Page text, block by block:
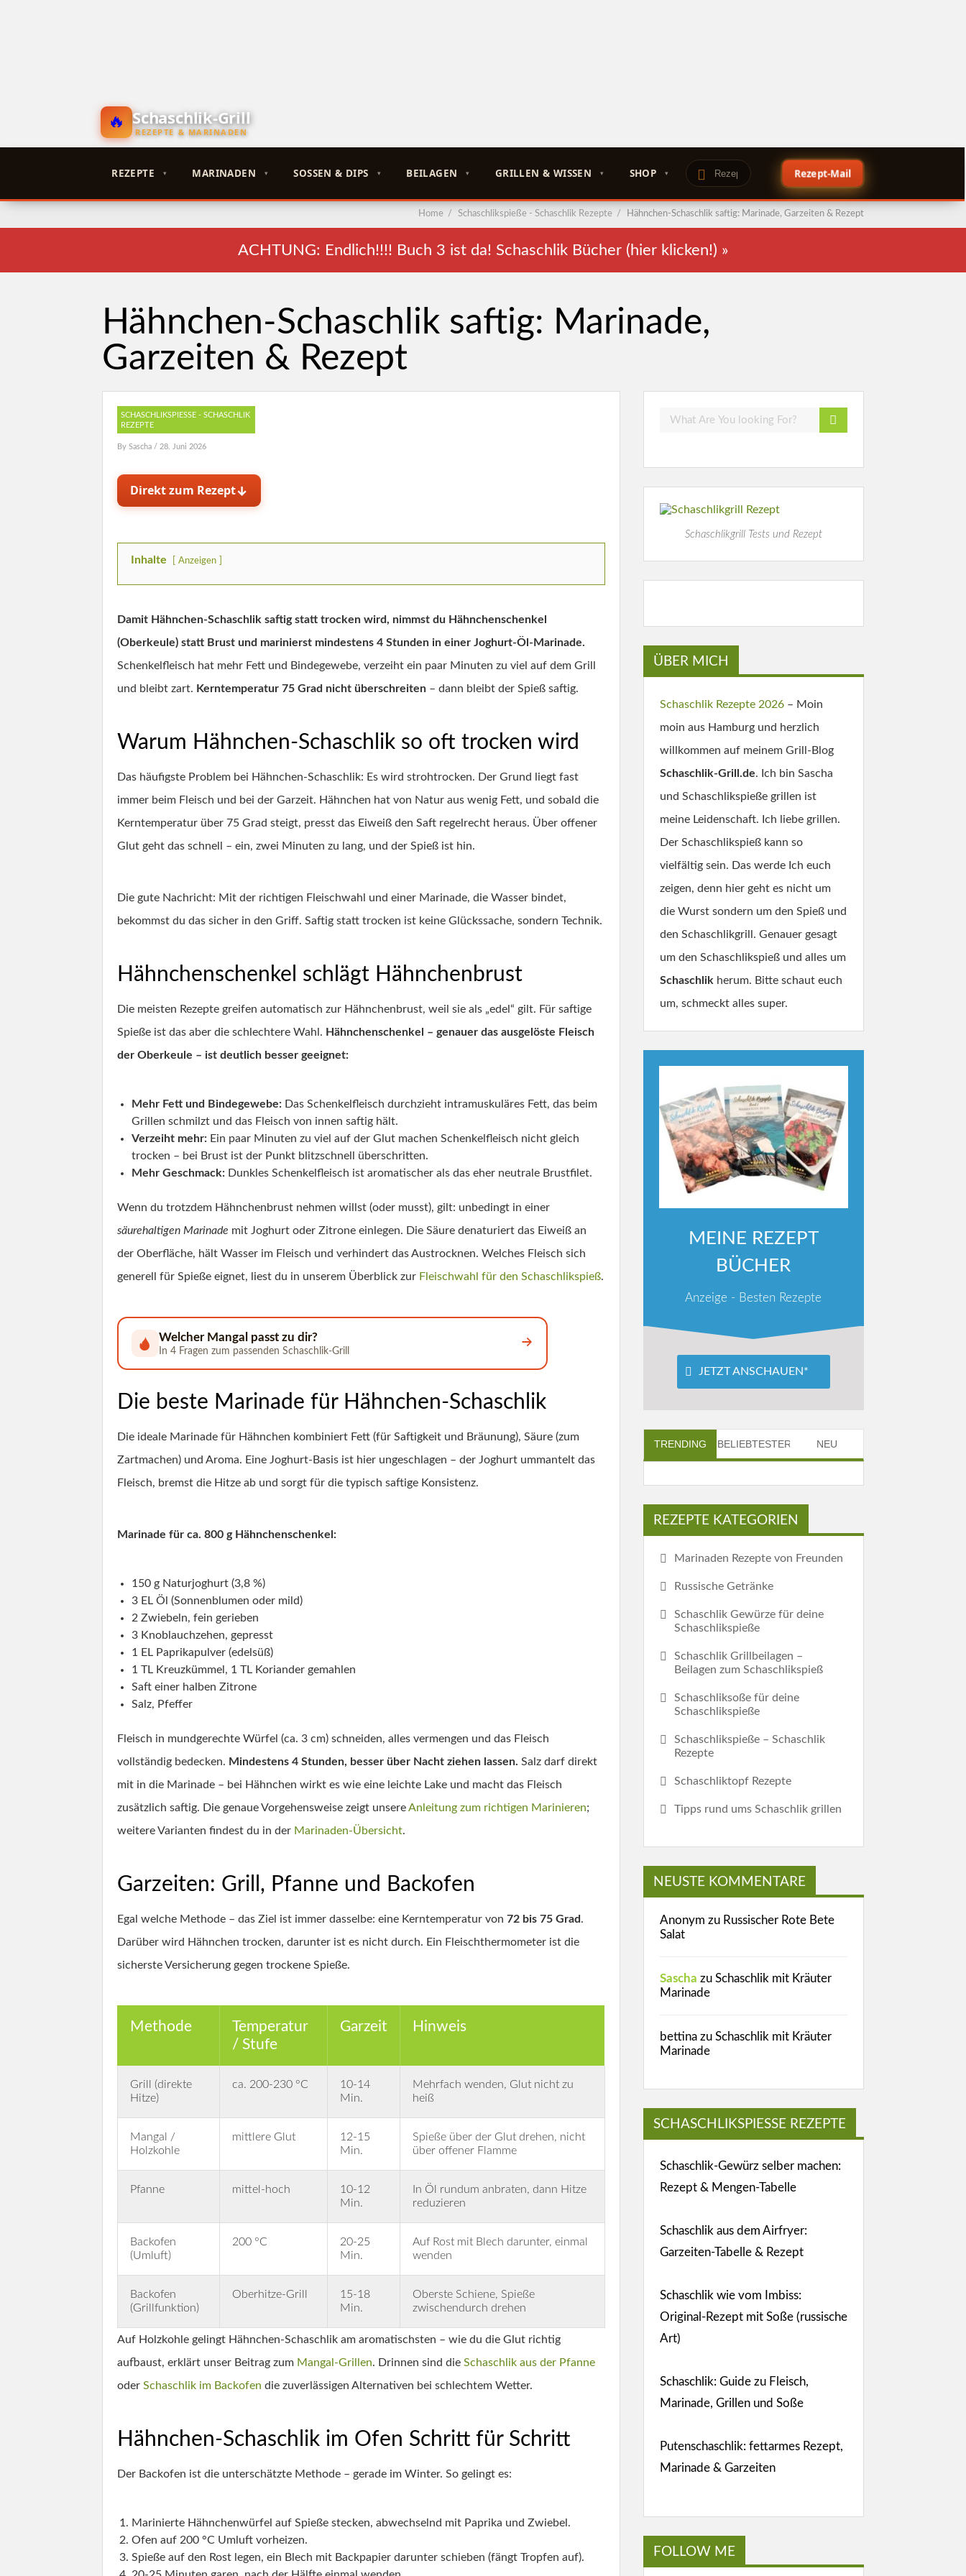
Schaschlik-Grill
REZEPTE & MARINADEN
REZEPTE MARINADEN SOSSEN & DIPS BEILAGEN GRILLEN & WISSEN SHOP Rezept-Mail
Home / Schaschlikspieße - Schaschlik Rezepte / Hähnchen-Schaschlik saftig: Marinade, Garzeiten & Rezept
ACHTUNG: Endlich!!!! Buch 3 ist da! Schaschlik Bücher (hier klicken!) »
Hähnchen-Schaschlik saftig: Marinade,
Garzeiten & Rezept
SCHASCHLIKSPIESSE - SCHASCHLIK R
EZEPTE
By Sascha / 28. Juni 2026
Direkt zum Rezept↓
Inhalte Anzeigen
Damit Hähnchen-Schaschlik saftig statt trocken wird, nimmst du Hähnchenschenkel
(Oberkeule) statt Brust und marinierst mindestens 4 Stunden in einer Joghurt-Öl-Marinade.
Schenkelfleisch hat mehr Fett und Bindegewebe, verzeiht ein paar Minuten zu viel auf dem Grill
und bleibt zart. Kerntemperatur 75 Grad nicht überschreiten – dann bleibt der Spieß saftig.
Warum Hähnchen-Schaschlik so oft trocken wird
Das häufigste Problem bei Hähnchen-Schaschlik: Es wird strohtrocken. Der Grund liegt fast
immer beim Fleisch und bei der Garzeit. Hähnchen hat von Natur aus wenig Fett, und sobald die
Kerntemperatur über 75 Grad steigt, presst das Eiweiß den Saft regelrecht heraus. Über offener
Glut geht das schnell – ein, zwei Minuten zu lang, und der Spieß ist hin.
Die gute Nachricht: Mit der richtigen Fleischwahl und einer Marinade, die Wasser bindet,
bekommst du das sicher in den Griff. Saftig statt trocken ist keine Glückssache, sondern Technik.
Hähnchenschenkel schlägt Hähnchenbrust
Die meisten Rezepte greifen automatisch zur Hähnchenbrust, weil sie als „edel“ gilt. Für saftige
Spieße ist das aber die schlechtere Wahl. Hähnchenschenkel – genauer das ausgelöste Fleisch
der Oberkeule – ist deutlich besser geeignet:
Mehr Fett und Bindegewebe: Das Schenkelfleisch durchzieht intramuskuläres Fett, das beim
Grillen schmilzt und das Fleisch von innen saftig hält.
Verzeiht mehr: Ein paar Minuten zu viel auf der Glut machen Schenkelfleisch nicht gleich
trocken – bei Brust ist der Punkt blitzschnell überschritten.
Mehr Geschmack: Dunkles Schenkelfleisch ist aromatischer als das eher neutrale Brustfilet.
Wenn du trotzdem Hähnchenbrust nehmen willst (oder musst), gilt: unbedingt in einer
säurehaltigen Marinade mit Joghurt oder Zitrone einlegen. Die Säure denaturiert das Eiweiß an
der Oberfläche, hält Wasser im Fleisch und verhindert das Austrocknen. Welches Fleisch sich
generell für Spieße eignet, liest du in unserem Überblick zur Fleischwahl für den Schaschlikspieß.
Welcher Mangal passt zu dir?
In 4 Fragen zum passenden Schaschlik-Grill
Die beste Marinade für Hähnchen-Schaschlik
Die ideale Marinade für Hähnchen kombiniert Fett (für Saftigkeit und Bräunung), Säure (zum
Zartmachen) und Aroma. Eine Joghurt-Basis ist hier ungeschlagen – der Joghurt ummantelt das
Fleisch, bremst die Hitze ab und sorgt für die typisch saftige Konsistenz.
Marinade für ca. 800 g Hähnchenschenkel:
150 g Naturjoghurt (3,8 %)
3 EL Öl (Sonnenblumen oder mild)
2 Zwiebeln, fein gerieben
3 Knoblauchzehen, gepresst
1 EL Paprikapulver (edelsüß)
1 TL Kreuzkümmel, 1 TL Koriander gemahlen
Saft einer halben Zitrone
Salz, Pfeffer
Fleisch in mundgerechte Würfel (ca. 3 cm) schneiden, alles vermengen und das Fleisch
vollständig bedecken. Mindestens 4 Stunden, besser über Nacht ziehen lassen. Salz darf direkt
mit in die Marinade – bei Hähnchen wirkt es wie eine leichte Lake und macht das Fleisch
zusätzlich saftig. Die genaue Vorgehensweise zeigt unsereAnleitung zum richtigen Marinieren;
weitere Varianten findest du in der Marinaden-Übersicht.
Garzeiten: Grill, Pfanne und Backofen
Egal welche Methode – das Ziel ist immer dasselbe: eine Kerntemperatur von 72 bis 75 Grad.
Darüber wird Hähnchen trocken, darunter ist es nicht durch. Ein Fleischthermometer ist die
sicherste Versicherung gegen trockene Spieße.
Methode
Temperatur
/ Stufe
Garzeit Hinweis
Grill (direkte
Hitze)
ca. 200-230 °C
10-14
Min.
Mehrfach wenden, Glut nicht zu
heiß
Mangal /
Holzkohle
mittlere Glut
12-15
Min.
Spieße über der Glut drehen, nicht
über offener Flamme
Pfanne mittel-hoch
10-12
Min.
In Öl rundum anbraten, dann Hitze
reduzieren
Backofen
(Umluft)
200 °C
20-25
Min.
Auf Rost mit Blech darunter, einmal
wenden
Backofen
(Grillfunktion)
Oberhitze-Grill
15-18
Min.
Oberste Schiene, Spieße
zwischendurch drehen
Auf Holzkohle gelingt Hähnchen-Schaschlik am aromatischsten – wie du die Glut richtig
aufbaust, erklärt unser Beitrag zum Mangal-Grillen. Drinnen sind die Schaschlik aus der Pfanne
oder Schaschlik im Backofen die zuverlässigen Alternativen bei schlechtem Wetter.
Hähnchen-Schaschlik im Ofen Schritt für Schritt
Der Backofen ist die unterschätzte Methode – gerade im Winter. So gelingt es:
Marinierte Hähnchenwürfel auf Spieße stecken, abwechselnd mit Paprika und Zwiebel.
Ofen auf 200 °C Umluft vorheizen.
Spieße auf den Rost legen, ein Blech mit Backpapier darunter schieben (fängt Tropfen auf).
Schaschlikgrill Tests und Rezept
ÜBER MICH
Schaschlik Rezepte 2026– Moin
moin aus Hamburg und herzlich
willkommen auf meinem Grill-Blog
Schaschlik-Grill.de. Ich bin Sascha
und Schaschlikspieße grillen ist
meine Leidenschaft. Ich liebe grillen.
Der Schaschlikspieß kann so
vielfältig sein. Das werde Ich euch
zeigen, denn hier geht es nicht um
die Wurst sondern um den Spieß und
den Schaschlikgrill. Genauer gesagt
um den Schaschlikspieß und alles um
Schaschlik herum. Bitte schaut euch
um, schmeckt alles super.
MEINE REZEPT
BÜCHER
Anzeige - Besten Rezepte
JETZT ANSCHAUEN*
TRENDING BELIEBTESTER NEU
REZEPTE KATEGORIEN
Marinaden Rezepte von Freunden
Russische Getränke
Schaschlik Gewürze für deine
Schaschlikspieße
Schaschlik Grillbeilagen –
Beilagen zum Schaschlikspieß
Schaschliksoße für deine
Schaschlikspieße
Schaschlikspieße – Schaschlik
Rezepte
Schaschliktopf Rezepte
Tipps rund ums Schaschlik grillen
NEUSTE KOMMENTARE
Anonym zu Russischer Rote Bete
Salat
Sascha zu Schaschlik mit Kräuter
Marinade
bettinazu Schaschlik mit Kräuter
Marinade
SCHASCHLIKSPIESSE REZEPTE
Schaschlik-Gewürz selber machen:
Rezept & Mengen-Tabelle
Schaschlik aus dem Airfryer:
Garzeiten-Tabelle & Rezept
Schaschlik wie vom Imbiss:
Original-Rezept mit Soße (russische
Art)
Schaschlik: Guide zu Fleisch,
Marinade, Grillen und Soße
Putenschaschlik: fettarmes Rezept,
Marinade & Garzeiten
FOLLOW ME